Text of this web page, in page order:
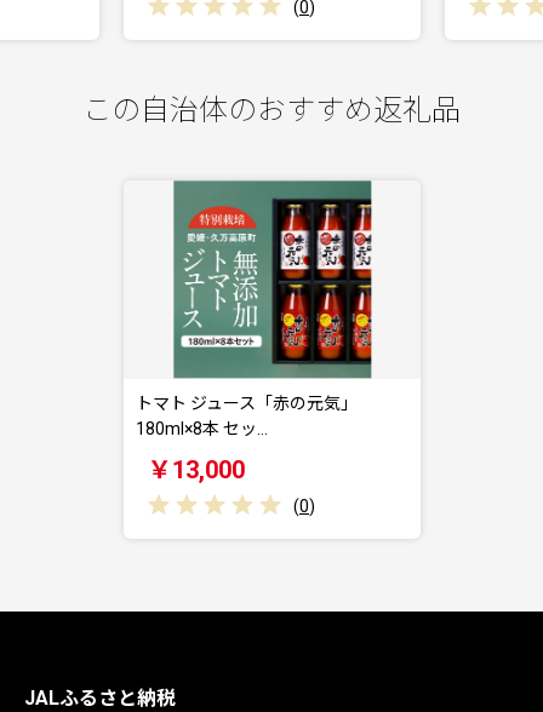
この自治体のおすすめ返礼品
トマト ジュース「赤の元気」
180ml×8本 セッ…
￥13,000
(0)
JALふるさと納税